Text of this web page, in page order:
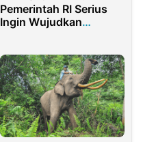
Pemerintah RI Serius
Ingin Wujudkan